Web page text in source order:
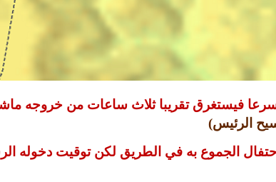
فيستغرق تقريبا ثلاث ساعات من خروجه
الرئيس)
الجموع به في الطريق لكن توقيت دخوله